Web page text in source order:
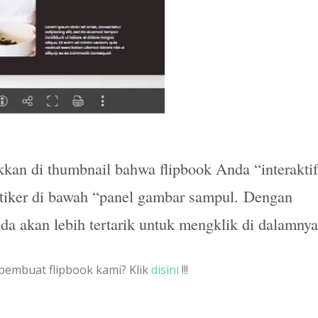
di thumbnail bahwa flipbook Anda
di bawah “panel gambar sampul. Dengan
akan lebih tertarik untuk mengklik di
flipbook kami? Klikdisini !!!